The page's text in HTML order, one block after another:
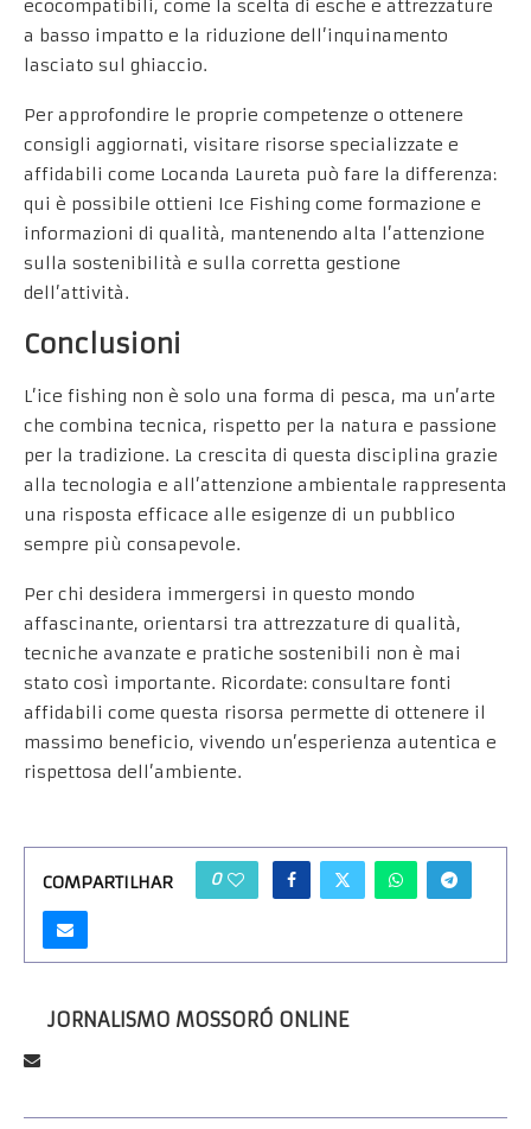
ecocompatibili, come la scelta di esche e attrezzature
a basso impatto e la riduzione dell’inquinamento
lasciato sul ghiaccio.
Per approfondire le proprie competenze o ottenere
consigli aggiornati, visitare risorse specializzate e
affidabili come Locanda Laureta può fare la differenza:
qui è possibile ottieni Ice Fishing come formazione e
informazioni di qualità, mantenendo alta l’attenzione
sulla sostenibilità e sulla corretta gestione
dell’attività.
Conclusioni
L’ice fishing non è solo una forma di pesca, ma un’arte
che combina tecnica, rispetto per la natura e passione
per la tradizione. La crescita di questa disciplina grazie
alla tecnologia e all’attenzione ambientale rappresenta
una risposta efficace alle esigenze di un pubblico
sempre più consapevole.
Per chi desidera immergersi in questo mondo
affascinante, orientarsi tra attrezzature di qualità,
tecniche avanzate e pratiche sostenibili non è mai
stato così importante. Ricordate: consultare fonti
affidabili come questa risorsa permette di ottenere il
massimo beneficio, vivendo un’esperienza autentica e
rispettosa dell’ambiente.
COMPARTILHAR 0
JORNALISMO MOSSORÓ ONLINE